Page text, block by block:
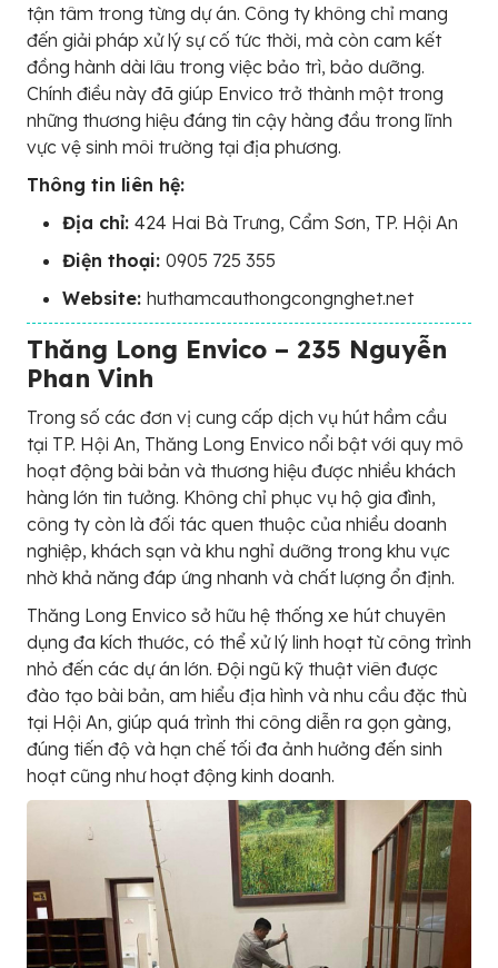
tận tâm trong từng dự án. Công ty không chỉ mang
đến giải pháp xử lý sự cố tức thời, mà còn cam kết
đồng hành dài lâu trong việc bảo trì, bảo dưỡng.
Chính điều này đã giúp Envico trở thành một trong
những thương hiệu đáng tin cậy hàng đầu trong lĩnh
vực vệ sinh môi trường tại địa phương.
Thông tin liên hệ:
Địa chỉ: 424 Hai Bà Trưng, Cẩm Sơn, TP. Hội An
Điện thoại: 0905 725 355
Website: huthamcauthongcongnghet.net
Thăng Long Envico – 235 Nguyễn
Phan Vinh
Trong số các đơn vị cung cấp dịch vụ hút hầm cầu
tại TP. Hội An, Thăng Long Envico nổi bật với quy mô
hoạt động bài bản và thương hiệu được nhiều khách
hàng lớn tin tưởng. Không chỉ phục vụ hộ gia đình,
công ty còn là đối tác quen thuộc của nhiều doanh
nghiệp, khách sạn và khu nghỉ dưỡng trong khu vực
nhờ khả năng đáp ứng nhanh và chất lượng ổn định.
Thăng Long Envico sở hữu hệ thống xe hút chuyên
dụng đa kích thước, có thể xử lý linh hoạt từ công trình
nhỏ đến các dự án lớn. Đội ngũ kỹ thuật viên được
đào tạo bài bản, am hiểu địa hình và nhu cầu đặc thù
tại Hội An, giúp quá trình thi công diễn ra gọn gàng,
đúng tiến độ và hạn chế tối đa ảnh hưởng đến sinh
hoạt cũng như hoạt động kinh doanh.